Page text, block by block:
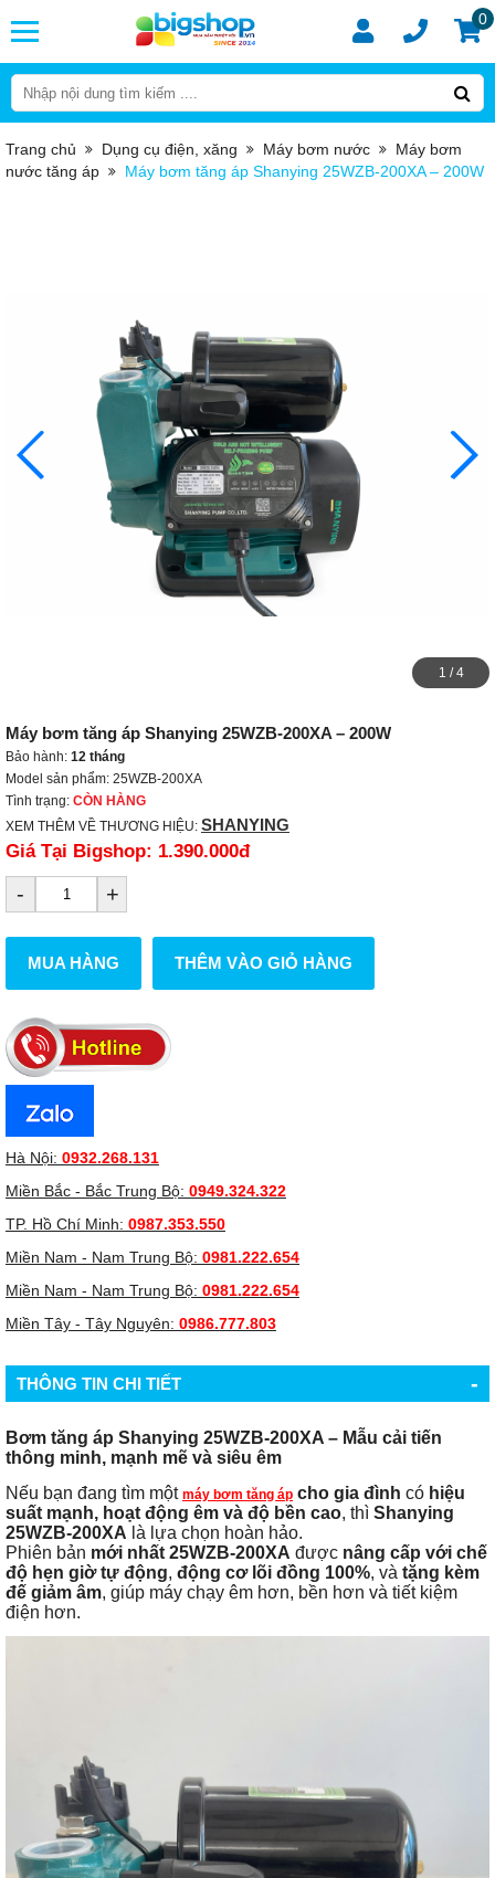
0
Trang chủ Dụng cụ điện, xăng Máy bơm nước
Máy bơm
nước tăng áp
Máy bơm tăng áp Shanying 25WZB-200XA – 200W
1 /4
Máy bơm tăng áp Shanying 25WZB-200XA – 200W
Bảo hành: 12 tháng
Model sản phẩm: 25WZB-200XA
Tình trạng: CÒN HÀNG
XEM THÊM VỀ THƯƠNG HIỆU: SHANYING
Giá Tại Bigshop: 1.390.000đ
- +
MUA HÀNG THÊM VÀO GIỎ HÀNG
Hà Nội: 0932.268.131
Miền Bắc - Bắc Trung Bộ: 0949.324.322
TP. Hồ Chí Minh: 0987.353.550
Miền Nam - Nam Trung Bộ: 0981.222.654
Miền Nam - Nam Trung Bộ: 0981.222.654
Miền Tây - Tây Nguyên: 0986.777.803
THÔNG TIN CHI TIẾT -
Bơm tăng áp Shanying 25WZB-200XA – Mẫu cải tiến
thông minh, mạnh mẽ và siêu êm
Nếu bạn đang tìm một máy bơm tăng áp cho gia đình có hiệu
suất mạnh, hoạt động êm và độ bền cao, thì Shanying
25WZB-200XA là lựa chọn hoàn hảo.
Phiên bản mới nhất 25WZB-200XA được nâng cấp với chế
độ hẹn giờ tự động, động cơ lõi đồng 100%, và tặng kèm
đế giảm âm, giúp máy chạy êm hơn, bền hơn và tiết kiệm
điện hơn.